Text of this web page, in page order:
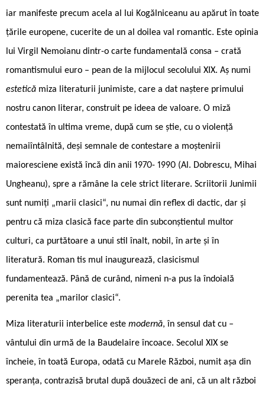
iar manifeste precum acela al lui Kogălniceanu au apărut în toate
țările europene, cucerite de un al doilea val romantic. Este opinia
lui Virgil Nemoianu dintr-o carte fundamentală consa – crată
romantismului euro – pean de la mijlocul secolului XIX. Aș numi
estetică miza literaturii junimiste, care a dat naștere primului
nostru canon literar, construit pe ideea de valoare. O miză
contestată în ultima vreme, după cum se știe, cu o violență
nemaiîntâlnită, deși semnale de contestare a moștenirii
maioresciene există încă din anii 1970- 1990 (Al. Dobrescu, Mihai
Ungheanu), spre a rămâne la cele strict literare. Scriitorii Junimii
sunt numiți „marii clasici“, nu numai din reflex di dactic, dar și
pentru că miza clasică face parte din subconștientul multor
culturi, ca purtătoare a unui stil înalt, nobil, în arte și în
literatură. Roman tis mul inaugurează, clasicismul
fundamentează. Până de curând, nimeni n-a pus la îndoială
perenita tea „marilor clasici“.
Miza literaturii interbelice este modernă, în sensul dat cu –
vântului din urmă de la Baudelaire încoace. Secolul XIX se
încheie, în toată Europa, odată cu Marele Război, numit așa din
speranța, contrazisă brutal după douăzeci de ani, că un alt război